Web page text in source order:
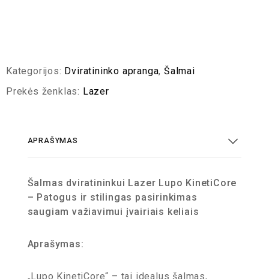
Kategorijos: Dviratininko apranga,Šalmai
Prekės ženklas: Lazer
APRAŠYMAS
Šalmas dviratininkui Lazer Lupo KinetiCore
– Patogus ir stilingas pasirinkimas
saugiam važiavimui įvairiais keliais
Aprašymas:
„Lupo KinetiCore“ – tai idealus šalmas,